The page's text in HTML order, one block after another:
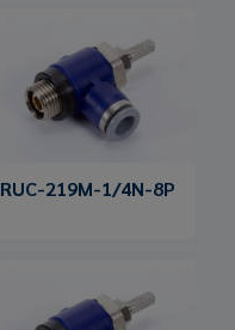
RUC-219M-1/4N-8P